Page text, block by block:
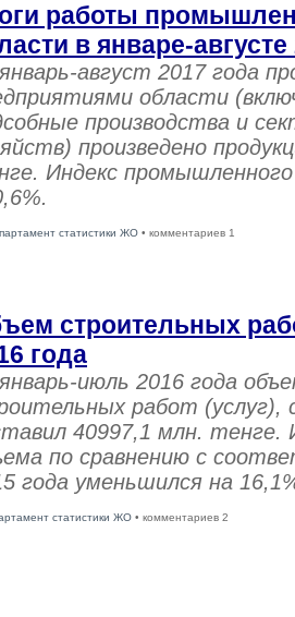
работы
в январе-августе
август 2017 года
области
производства и
произведено
Индекс
статистики ЖО • комментариев 1
строительных
года
июль 2016 года
работ (услуг),
40997,1 млн. тенге.
по сравнению с
года уменьшился на
статистики ЖО • комментариев 2